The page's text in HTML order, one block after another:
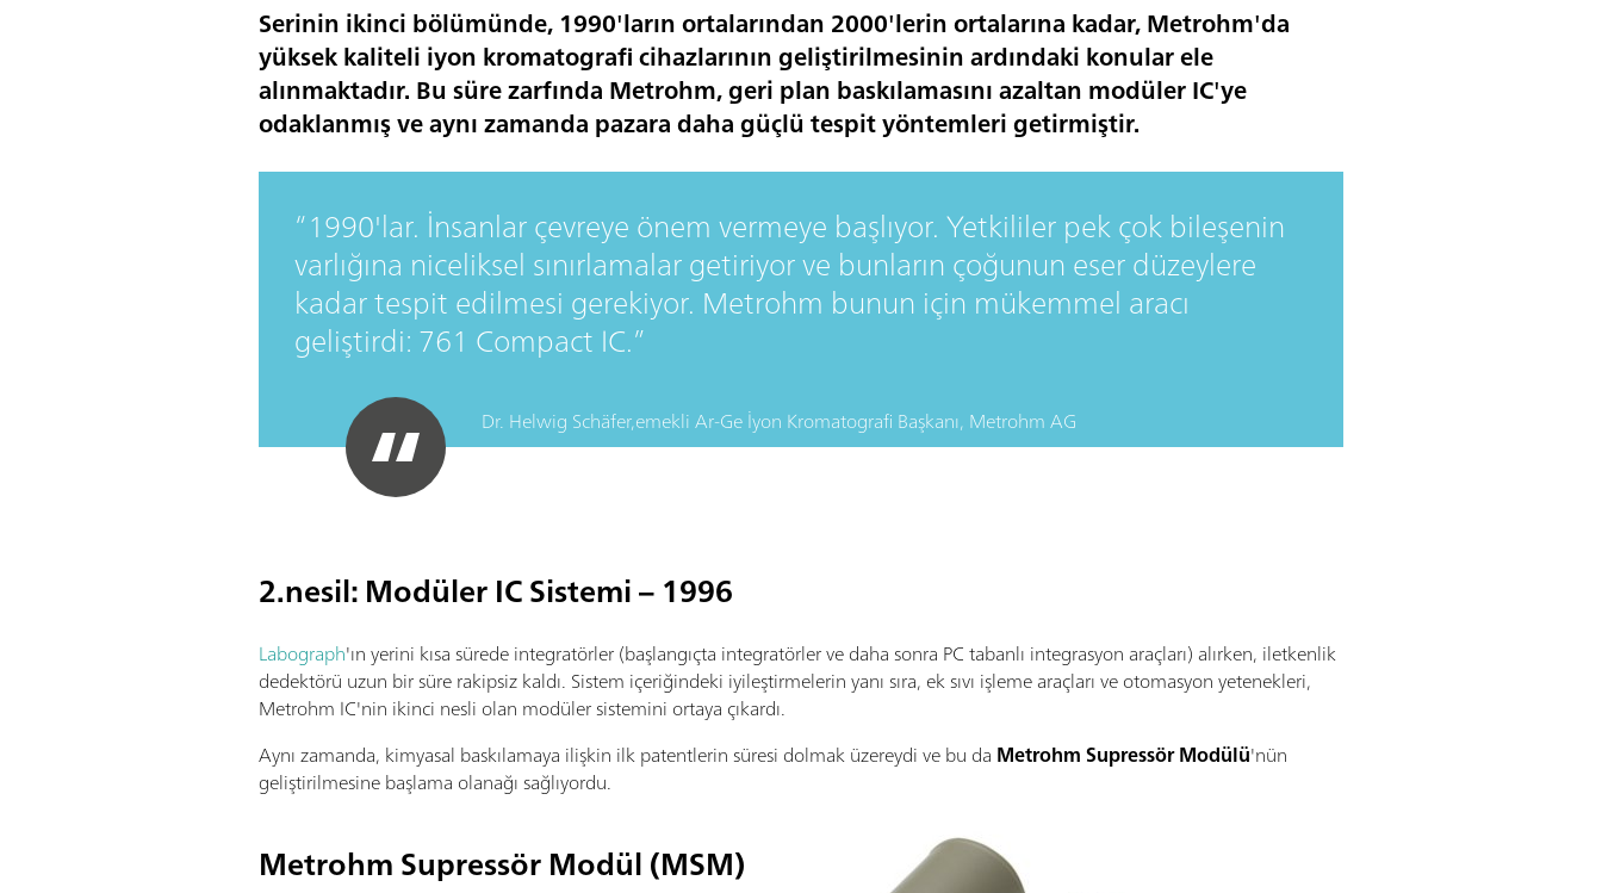
Serinin ikinci bölümünde, 1990'ların ortalarından 2000'lerin ortalarına kadar, Metrohm'da
yüksek kaliteli iyon kromatografi cihazlarının geliştirilmesinin ardındaki konular ele
alınmaktadır. Bu süre zarfında Metrohm, geri plan baskılamasını azaltan modüler IC'ye
odaklanmış ve aynı zamanda pazara daha güçlü tespit yöntemleri getirmiştir.
1990'lar. İnsanlar çevreye önem vermeye başlıyor. Yetkililer pek çok bileşenin
varlığına niceliksel sınırlamalar getiriyor ve bunların çoğunun eser düzeylere
kadar tespit edilmesi gerekiyor. Metrohm bunun için mükemmel aracı
geliştirdi: 761 Compact IC.
Dr. Helwig Schäfer,emekli Ar-Ge İyon Kromatografi Başkanı, Metrohm AG
2.nesil: Modüler IC Sistemi – 1996
Labograph'ın yerini kısa sürede integratörler (başlangıçta integratörler ve daha sonra PC tabanlı integrasyon araçları) alırken, iletkenlik
dedektörü uzun bir süre rakipsiz kaldı. Sistem içeriğindeki iyileştirmelerin yanı sıra, ek sıvı işleme araçları ve otomasyon yetenekleri,
Metrohm IC'nin ikinci nesli olan modüler sistemini ortaya çıkardı.
Aynı zamanda, kimyasal baskılamaya ilişkin ilk patentlerin süresi dolmak üzereydi ve bu da Metrohm Supressör Modülü'nün
geliştirilmesine başlama olanağı sağlıyordu.
Metrohm Supressör Modül (MSM)